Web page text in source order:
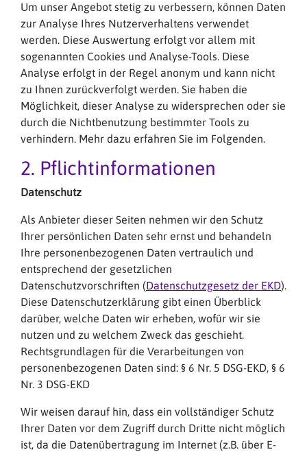
Um unser Angebot stetig zu verbessern, können Daten
zur Analyse Ihres Nutzerverhaltens verwendet
werden. Diese Auswertung erfolgt vor allem mit
sogenannten Cookies und Analyse-Tools. Diese
Analyse erfolgt in der Regel anonym und kann nicht
zu Ihnen zurückverfolgt werden. Sie haben die
Möglichkeit, dieser Analyse zu widersprechen oder sie
durch die Nichtbenutzung bestimmter Tools zu
verhindern. Mehr dazu erfahren Sie im Folgenden.
2. Pflichtinformationen
Datenschutz
Als Anbieter dieser Seiten nehmen wir den Schutz
Ihrer persönlichen Daten sehr ernst und behandeln
Ihre personenbezogenen Daten vertraulich und
entsprechend der gesetzlichen
Datenschutzvorschriften (Datenschutzgesetz der EKD).
Diese Datenschutzerklärung gibt einen Überblick
darüber, welche Daten wir erheben, wofür wir sie
nutzen und zu welchem Zweck das geschieht.
Rechtsgrundlagen für die Verarbeitungen von
personenbezogenen Daten sind: § 6 Nr. 5 DSG-EKD, § 6
Nr. 3 DSG-EKD
Wir weisen darauf hin, dass ein vollständiger Schutz
Ihrer Daten vor dem Zugriff durch Dritte nicht möglich
ist, da die Datenübertragung im Internet (z.B. über E-